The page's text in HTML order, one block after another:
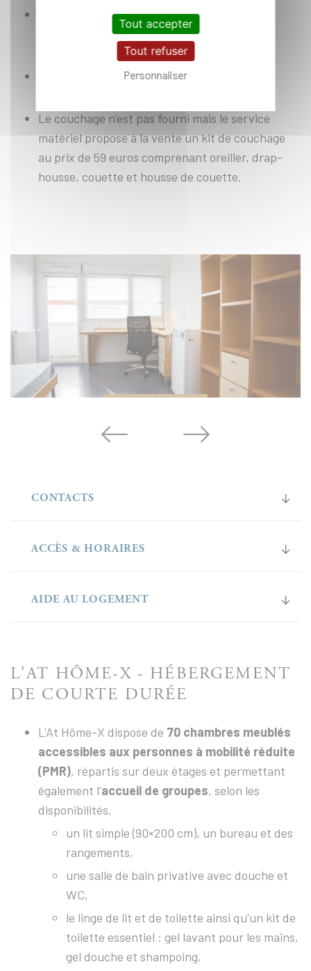
Les charges incluses dans le loyer couvrent
l'électricité, l'eau, le chauffage, l'internet en
illimité (via wifi), et l'assurance habitation.
Une laverie est accessible au pied de chaque
Le couchage n’est pas fourni mais le service
matériel propose à la vente un kit de couchage
au prix de 59 euros comprenant oreiller, drap-
housse, couette et housse de couette.
CONTACTS
ACCÈS & HORAIRES
AIDE AU LOGEMENT
L'AT HÔME-X - HÉBERGEMENT
DE COURTE DURÉE
L'At Hôme-X dispose de 70 chambres meublés
accessibles aux personnes à mobilité réduite
(PMR), répartis sur deux étages et permettant
également l’accueil de groupes, selon les
disponibilités.
un lit simple (90×200 cm), un bureau et des
rangements,
une salle de bain privative avec douche et
WC,
le linge de lit et de toilette ainsi qu'un kit de
toilette essentiel : gel lavant pour les mains,
gel douche et shampoing,
Tout accepter
Tout refuser
Personnaliser